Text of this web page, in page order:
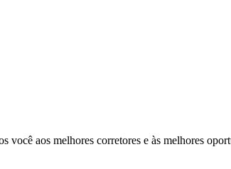
você aos melhores corretores e às melhores